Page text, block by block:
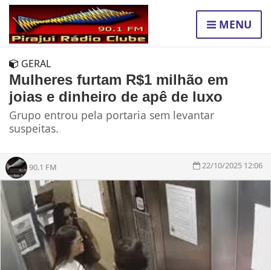
MENU
GERAL
Mulheres furtam R$1 milhão em
joias e dinheiro de apê de luxo
Grupo entrou pela portaria sem levantar
suspeitas.
90.1 FM 22/10/2025 12:06